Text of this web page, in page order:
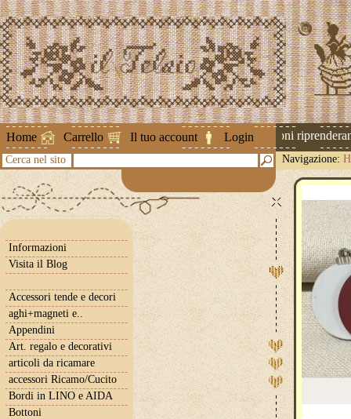
Home Carrello Il tuo account Login
Attenzione ! Le spedizioni
Cerca nel sito Navigazione:
Informazioni
Visita il Blog
Accessori tende e decori
aghi+magneti e..
Appendini
Art. regalo e decorativi
articoli da ricamare
accessori Ricamo/Cucito
Bordi in LINO e AIDA
Bottoni